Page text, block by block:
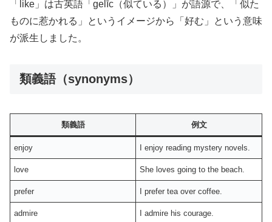
「like」は古英語「gelīc（似ている）」が語源で、「似た
ものに惹かれる」というイメージから「好む」という意味
が派生しました。
類義語（synonyms）
類義語 例文
enjoy I enjoy reading mystery novels.
love She loves going to the beach.
prefer I prefer tea over coffee.
admire I admire his courage.